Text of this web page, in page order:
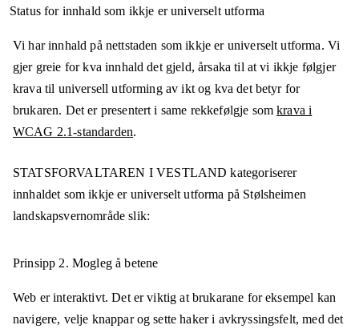
Status for innhald som ikkje er universelt utforma
Vi har innhald på nettstaden som ikkje er universelt utforma. Vi
gjer greie for kva innhald det gjeld, årsaka til at vi ikkje følgjer
krava til universell utforming av ikt og kva det betyr for
brukaren. Det er presentert i same rekkefølgje somkrava i
WCAG 2.1-standarden.
STATSFORVALTAREN I VESTLAND kategoriserer
innhaldet som ikkje er universelt utforma på Stølsheimen
landskapsvernområde slik:
Prinsipp 2. Mogleg å betene
Web er interaktivt. Det er viktig at brukarane for eksempel kan
navigere, velje knappar og sette haker i avkryssingsfelt, med det